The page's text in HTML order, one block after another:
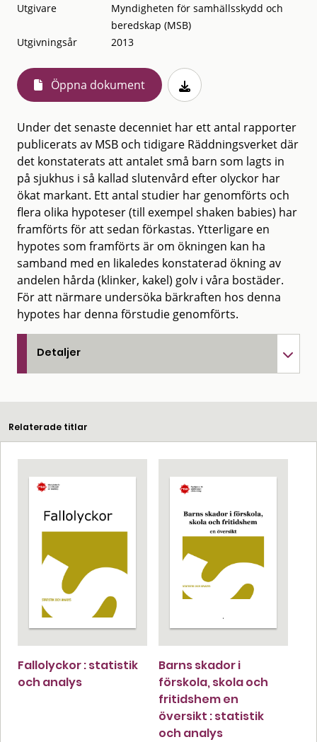
Utgivare
Myndigheten för samhällsskydd och
beredskap (MSB)
Utgivningsår
2013
Öppna dokument
Under det senaste decenniet har ett antal rapporter
publicerats av MSB och tidigare Räddningsverket där
det konstaterats att antalet små barn som lagts in
på sjukhus i så kallad slutenvård efter olyckor har
ökat markant. Ett antal studier har genomförts och
flera olika hypoteser (till exempel shaken babies) har
framförts för att sedan förkastas. Ytterligare en
hypotes som framförts är om ökningen kan ha
samband med en likaledes konstaterad ökning av
andelen hårda (klinker, kakel) golv i våra bostäder.
För att närmare undersöka bärkraften hos denna
hypotes har denna förstudie genomförts.
Detaljer
Relaterade titlar
Fallolyckor : statistik
och analys
Barns skador i
förskola, skola och
fritidshem en
översikt : statistik
och analys